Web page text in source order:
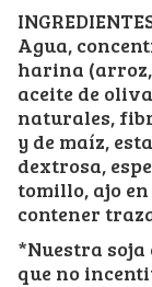
Agua,
harina (arroz,
aceite de
naturales,
y de maíz,
dextrosa,
tomillo, ajo
contener
*Nuestra soja
que no